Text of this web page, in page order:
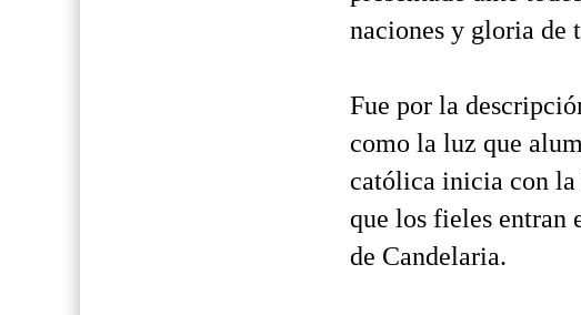
naciones y gloria de
Fue por la
como la luz que
católica inicia con la
que los fieles entran
de Candelaria.